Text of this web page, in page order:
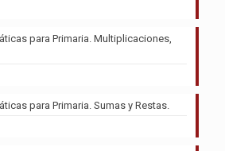
para Primaria. Multiplicaciones,
para Primaria. Sumas y Restas.